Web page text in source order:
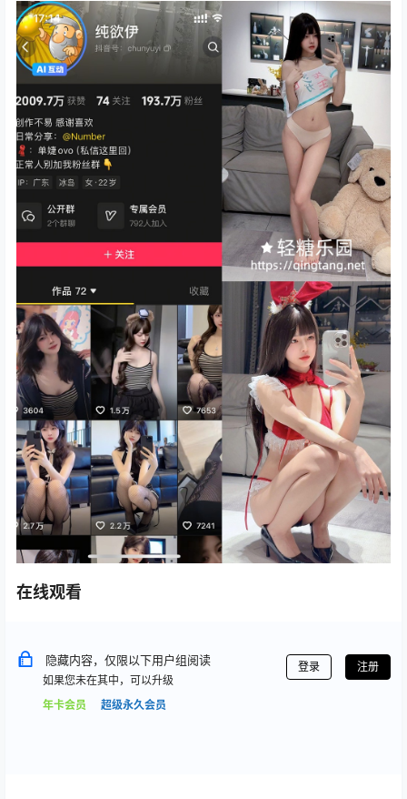
在线观看
隐藏内容，仅限以下用户组阅读
如果您未在其中，可以升级
年卡会员
超级永久会员
登录 注册